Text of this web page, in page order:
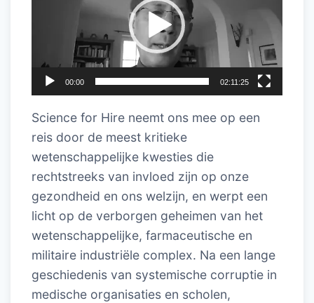
00:00 02:11:25
Science for Hire neemt ons mee op een
reis door de meest kritieke
wetenschappelijke kwesties die
rechtstreeks van invloed zijn op onze
gezondheid en ons welzijn, en werpt een
licht op de verborgen geheimen van het
wetenschappelijke, farmaceutische en
militaire industriële complex. Na een lange
geschiedenis van systemische corruptie in
medische organisaties en scholen,